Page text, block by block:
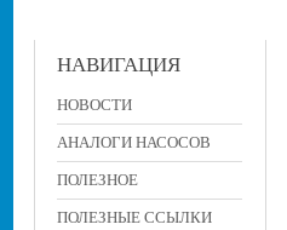
НАВИГАЦИЯ
НОВОСТИ
АНАЛОГИ НАСОСОВ
ПОЛЕЗНОЕ
ПОЛЕЗНЫЕ ССЫЛКИ